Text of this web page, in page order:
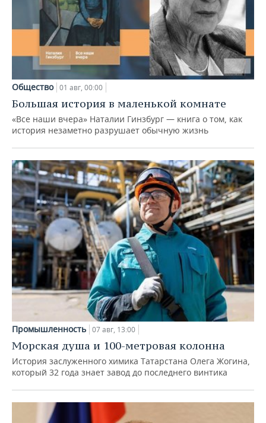
Общество 01 авг, 00:00
Большая история в маленькой комнате
«Все наши вчера» Наталии Гинзбург — книга о том, как
история незаметно разрушает обычную жизнь
Промышленность 07 авг, 13:00
Морская душа и 100-метровая колонна
История заслуженного химика Татарстана Олега Жогина,
который 32 года знает завод до последнего винтика